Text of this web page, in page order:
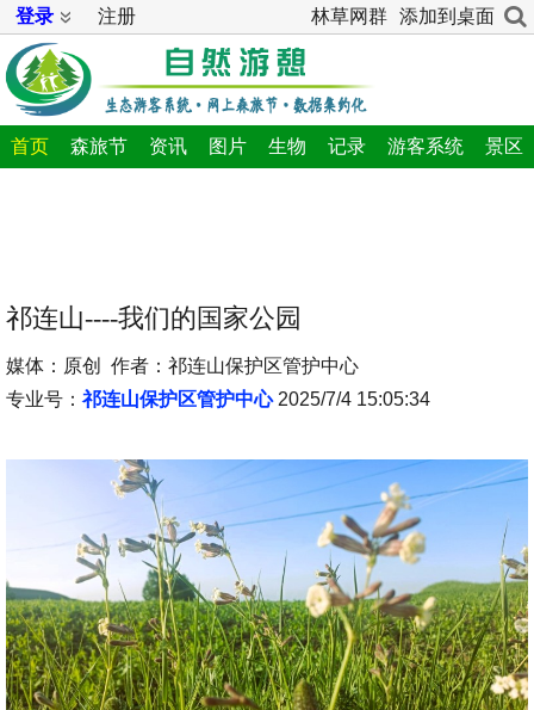
登录 注册 林草网群 添加到桌面
首页 森旅节 资讯 图片 生物 记录 游客系统 景区
祁连山----我们的国家公园
媒体：原创 作者：祁连山保护区管护中心
专业号：祁连山保护区管护中心 2025/7/4 15:05:34